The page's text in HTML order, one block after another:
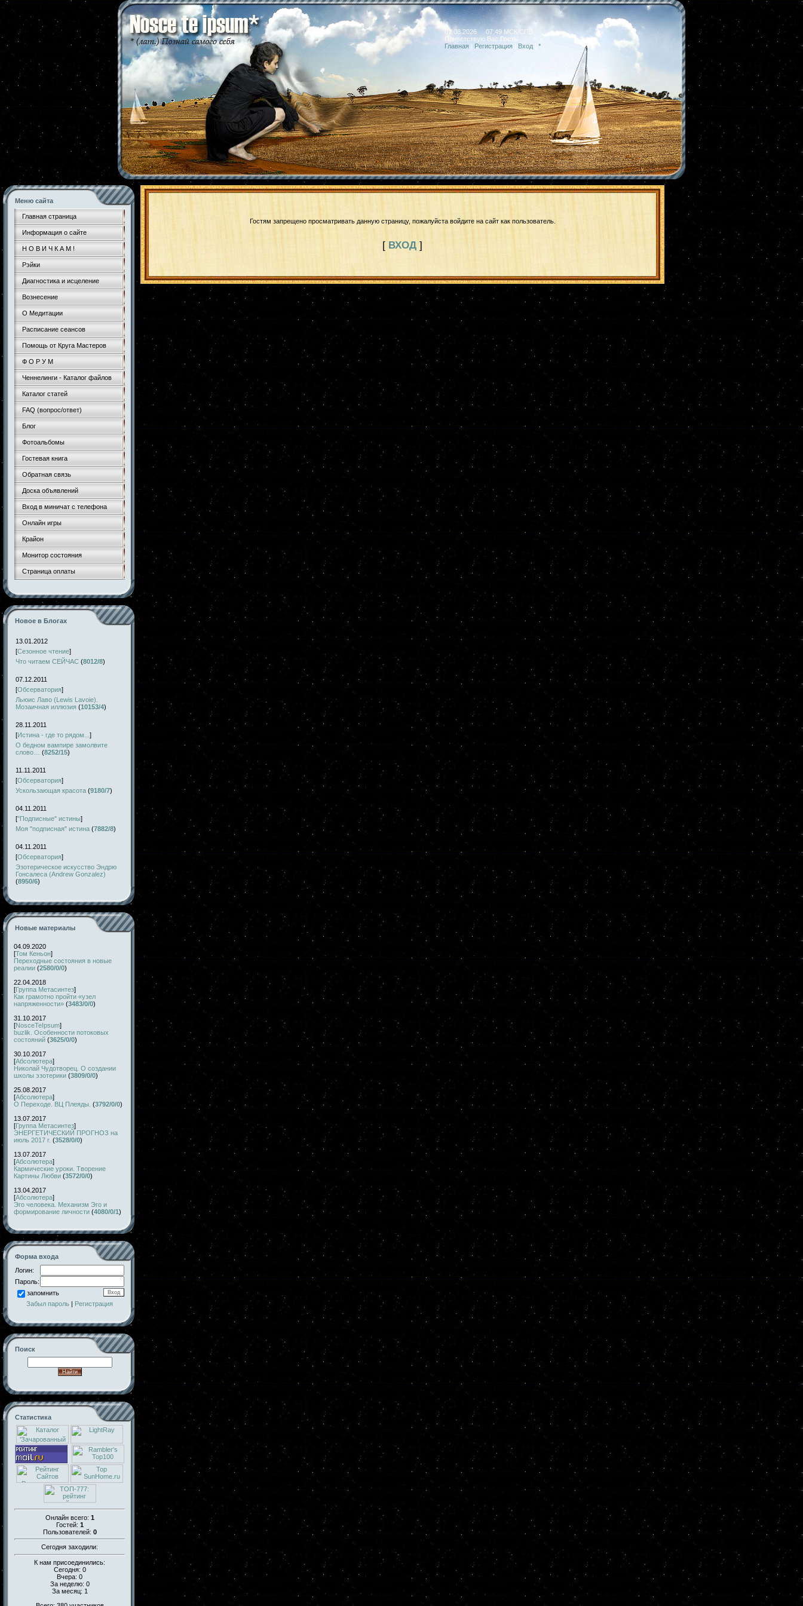
07.08.2026 07:49 МСК/СПБ
Приветствую Вас Гость
Главная | Регистрация Вход *
Меню сайта
Главная страница
Информация о сайте
Н О В И Ч К А М !
Рэйки
Диагностика и исцеление
Вознесение
О Медитации
Расписание сеансов
Помощь от Круга Мастеров
Ф О Р У М
Ченнелинги - Каталог файлов
Каталог статей
FAQ (вопрос/ответ)
Блог
Фотоальбомы
Гостевая книга
Обратная связь
Доска объявлений
Вход в миничат с телефона
Онлайн игры
Крайон
Монитор состояния
Страница оплаты
Новое в Блогах
13.01.2012
[Сезонное чтение]
Что читаем СЕЙЧАС (8012/8)
07.12.2011
[Обсерватория]
Льюис Лаво (Lewis Lavoie).
Мозаичная иллюзия (10153/4)
28.11.2011
[Истина - где то рядом... ]
О бедном вампире замолвите
слово…
(8252/15)
11.11.2011
[Обсерватория]
Ускользающая красота (9180/7)
04.11.2011
["Подписные" истины]
Моя "подписная" истина (7882/8)
04.11.2011
[Обсерватория]
Эзотерическое искусство Эндрю
Гонсалеса (Andrew Gonzalez)
(8950/6)
Новые материалы
04.09.2020
[Том Кеньон]
Переходные состояния в новые
реалии (2580/0/0)
22.04.2018
[Группа Метасинтез]
Как грамотно пройти «узел
напряженности» (3483/0/0)
31.10.2017
[NosceTeIpsum]
buzlik. Особенности потоковых
состояний (3625/0/0)
30.10.2017
[Абсолютера]
Николай Чудотворец. О создании
школы эзотерики (3809/0/0)
25.08.2017
[Абсолютера]
О Переходе. ВЦ Плеяды. (3792/0/0)
13.07.2017
[Группа Метасинтез]
ЭНЕРГЕТИЧЕСКИЙ ПРОГНОЗ на
июль 2017 г. (3528/0/0)
13.07.2017
[Абсолютера]
Кармические уроки. Творение
Картины Любви (3572/0/0)
13.04.2017
[Абсолютера]
Эго человека. Механизм Эго и
формирование личности (4080/0/1)
Форма входа
Логин:
Пароль:
запомнить
Забыл пароль | Регистрация
Поиск
Статистика
Онлайн всего: 1
Гостей: 1
Пользователей: 0
Сегодня заходили:
К нам присоединились:
Сегодня: 0
Вчера: 0
За неделю: 0
За месяц: 1
Гостям запрещено просматривать данную страницу, пожалуйста войдите на сайт как пользователь.
[ ВХОД ]